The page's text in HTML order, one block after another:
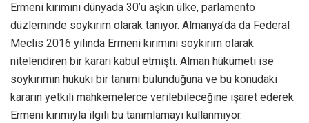
Ermeni kırımını dünyada 30’u aşkın ülke, parlamento
düzleminde soykırım olarak tanıyor. Almanya’da da Federal
Meclis 2016 yılında Ermeni kırımını soykırım olarak
nitelendiren bir kararı kabul etmişti. Alman hükümeti ise
soykırımın hukuki bir tanımı bulunduğuna ve bu konudaki
kararın yetkili mahkemelerce verilebileceğine işaret ederek
Ermeni kırımıyla ilgili bu tanımlamayı kullanmıyor.